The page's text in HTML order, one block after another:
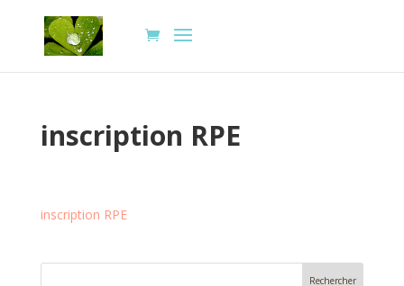
inscription RPE
inscription RPE